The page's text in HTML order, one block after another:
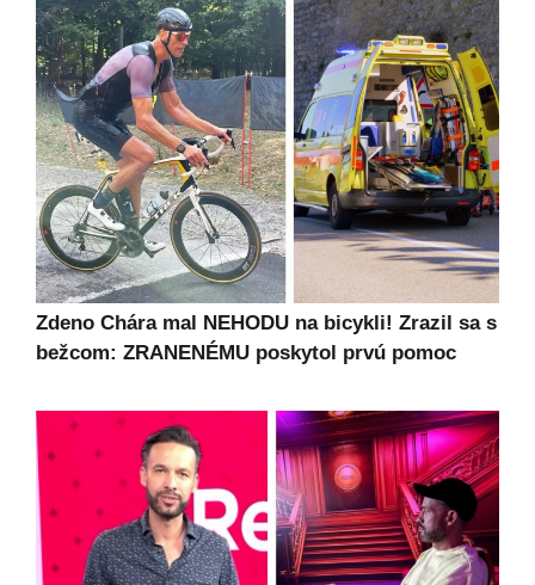
Zdeno Chára mal NEHODU na bicykli! Zrazil sa s
bežcom: ZRANENÉMU poskytol prvú pomoc